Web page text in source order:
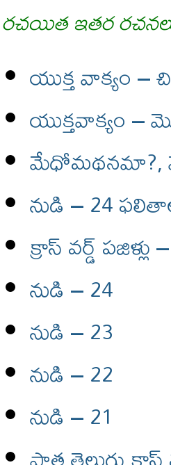
రచయిత ఇతర
యుక్త వాక్యం –
యుక్తవాక్యం
నుడి – 24
క్రాస్ వర్డ్ పజిళ్లు
నుడి – 24
నుడి – 23
నుడి – 22
నుడి – 21